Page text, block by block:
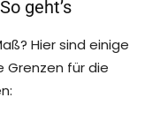
geht’s
Hier sind einige
Grenzen für die